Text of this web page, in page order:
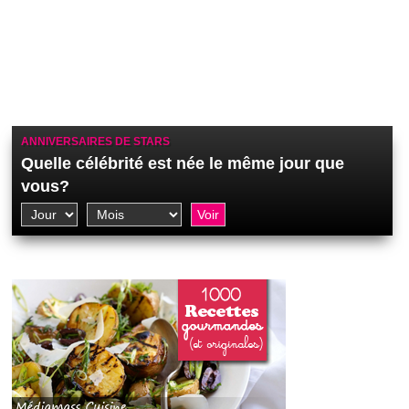
ANNIVERSAIRES DE STARS
Quelle célébrité est née le même jour que
vous?